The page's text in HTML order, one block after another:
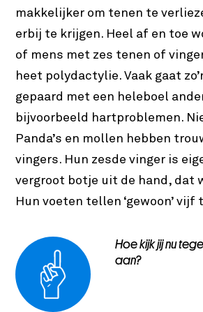
makkelijker om tenen te
erbij te krijgen. Heel af en toe
of mens met zes tenen of
heet polydactylie. Vaak gaat
gepaard met een heleboel
bijvoorbeeld hartproblemen.
Panda’s en mollen hebben
vingers. Hun zesde vinger is
vergroot botje uit de hand, dat
Hun voeten tellen ‘gewoon’ vijf
Hoe kijk jij nu
aan?